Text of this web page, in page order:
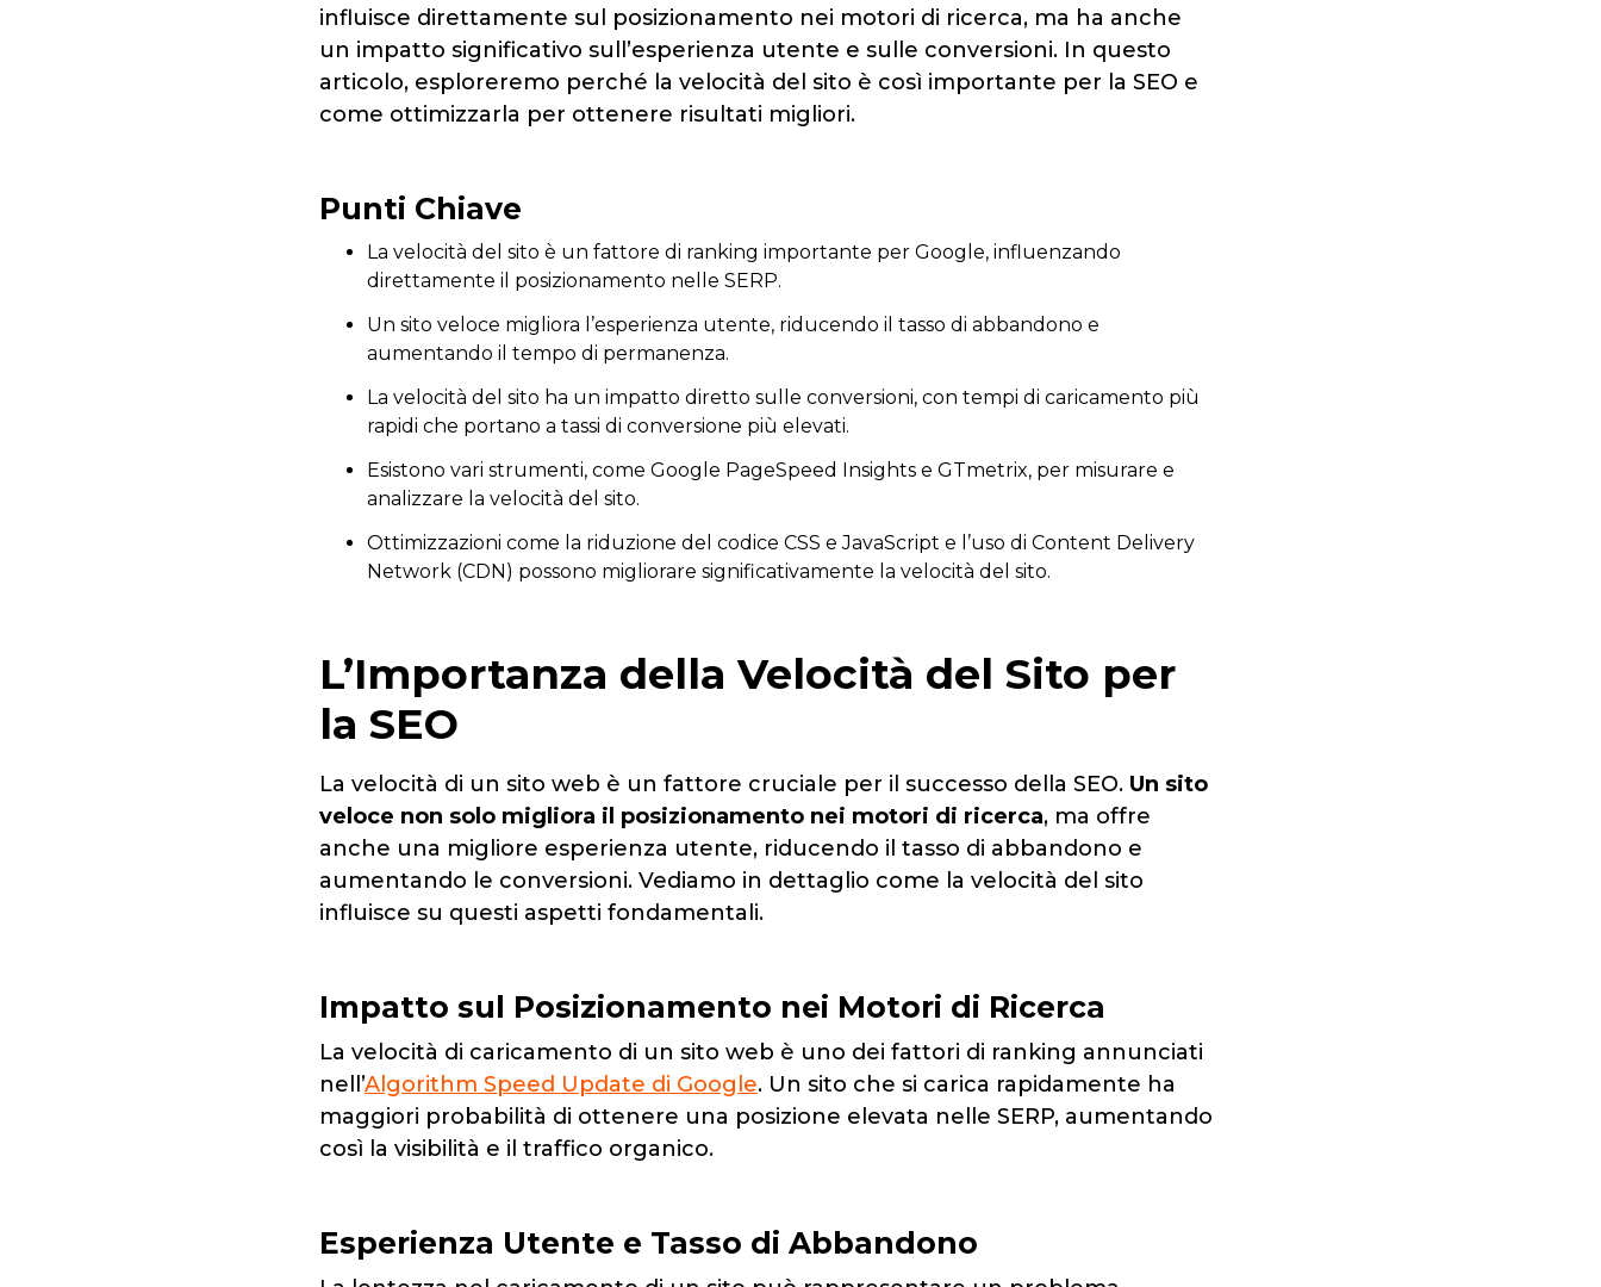
influisce direttamente sul posizionamento nei motori di ricerca, ma ha anche
un impatto significativo sull’esperienza utente e sulle conversioni. In questo
articolo, esploreremo perché la velocità del sito è così importante per la SEO e
come ottimizzarla per ottenere risultati migliori.
Punti Chiave
La velocità del sito è un fattore di ranking importante per Google, influenzando
direttamente il posizionamento nelle SERP.
Un sito veloce migliora l’esperienza utente, riducendo il tasso di abbandono e
aumentando il tempo di permanenza.
La velocità del sito ha un impatto diretto sulle conversioni, con tempi di caricamento più
rapidi che portano a tassi di conversione più elevati.
Esistono vari strumenti, come Google PageSpeed Insights e GTmetrix, per misurare e
analizzare la velocità del sito.
Ottimizzazioni come la riduzione del codice CSS e JavaScript e l’uso di Content Delivery
Network (CDN) possono migliorare significativamente la velocità del sito.
L’Importanza della Velocità del Sito per
la SEO
La velocità di un sito web è un fattore cruciale per il successo della SEO. Un sito
veloce non solo migliora il posizionamento nei motori di ricerca, ma offre
anche una migliore esperienza utente, riducendo il tasso di abbandono e
aumentando le conversioni. Vediamo in dettaglio come la velocità del sito
influisce su questi aspetti fondamentali.
Impatto sul Posizionamento nei Motori di Ricerca
La velocità di caricamento di un sito web è uno dei fattori di ranking annunciati
nell’Algorithm Speed Update di Google. Un sito che si carica rapidamente ha
maggiori probabilità di ottenere una posizione elevata nelle SERP, aumentando
così la visibilità e il traffico organico.
Esperienza Utente e Tasso di Abbandono